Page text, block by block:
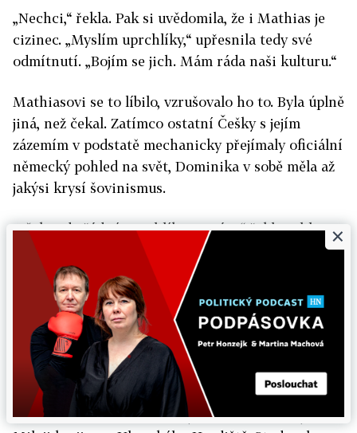
„Nechci,“ řekla. Pak si uvědomila, že i Mathias je
cizinec. „Myslím uprchlíky,“ upřesnila tedy své
odmítnutí. „Bojím se jich. Mám ráda naši kulturu.“
Mathiasovi se to líbilo, vzrušovalo ho to. Byla úplně
jiná, než čekal. Zatímco ostatní Češky s jejím
zázemím v podstatě mechanicky přejímaly oficiální
německý pohled na svět, Dominika v sobě měla až
jakýsi krysí šovinismus.
„Však tady žádné uprchlíky nemáte,“ řekl rychle.
„Ne. Ale co kdyby? Napijeme se na naši kulturu,
ano?“ zeptala se a nalila si další skleničku.
„Vaše kultura,“ řekl a připil si s ní. „Co přesně to
je?“
„Vesnice,“ řekla po dlouhých pěti nebo deseti
vteřinách. „Jižní Morava a jihomoravská krajina.
×